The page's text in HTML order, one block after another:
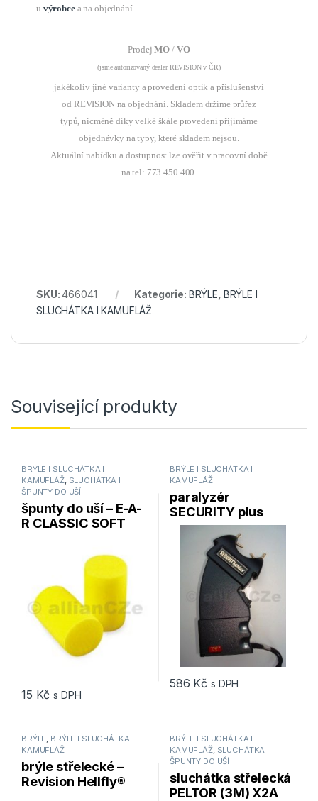
u výrobcea na objednání.
ProdejMO / VO
(jsme autorizovaný dealer REVISION v ČR)
jakékoliv jiné varianty a provedení optik a příslušenství
od REVISION na objednání. Skladem držíme průřez
typů, nicméně díky velké škále provedení přijímáme
objednávky na typy, které skladem nejsou.
Aktuální nabídku a dostupnost lze ověřit v pracovní době
na tel: 773 450 400.
SKU:466041 Kategorie: BRÝLE BRÝLE l
SLUCHÁTKA l KAMUFLÁŽ
Související produkty
BRÝLE l SLUCHÁTKA l
KAMUFLÁŽ, SLUCHÁTKA I
ŠPUNTY DO UŠÍ
špunty do uší – E-A-
R CLASSIC SOFT
15 Kč s DPH
BRÝLE l SLUCHÁTKA l
KAMUFLÁŽ
paralyzér
SECURITY plus
100KV – černý
586 Kč s DPH
BRÝLE, BRÝLE l SLUCHÁTKA l
KAMUFLÁŽ
brýle střelecké –
Revision Hellfly®
BRÝLE l SLUCHÁTKA l
KAMUFLÁŽ, SLUCHÁTKA I
ŠPUNTY DO UŠÍ
sluchátka střelecká
PELTOR (3M) X2A